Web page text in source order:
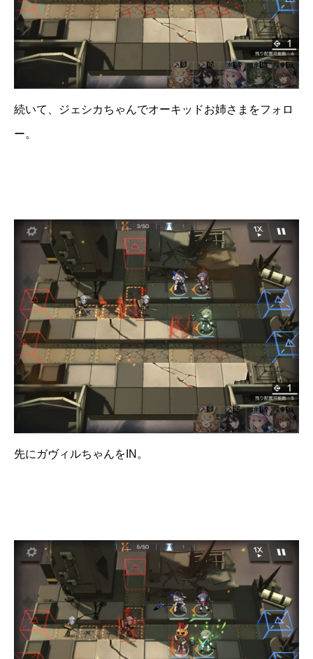
続いて、ジェシカちゃんでオーキッドお姉さまをフォロ
ー。
先にガヴィルちゃんをIN。